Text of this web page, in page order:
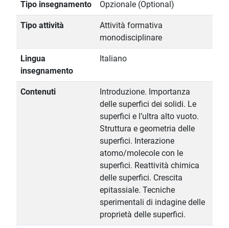
Tipo insegnamento Opzionale (Optional)
Tipo attività
Attività formativa
monodisciplinare
Lingua
insegnamento
Italiano
Contenuti
Introduzione. Importanza
delle superfici dei solidi. Le
superfici e l’ultra alto vuoto.
Struttura e geometria delle
superfici. Interazione
atomo/molecole con le
superfici. Reattività chimica
delle superfici. Crescita
epitassiale. Tecniche
sperimentali di indagine delle
proprietà delle superfici.